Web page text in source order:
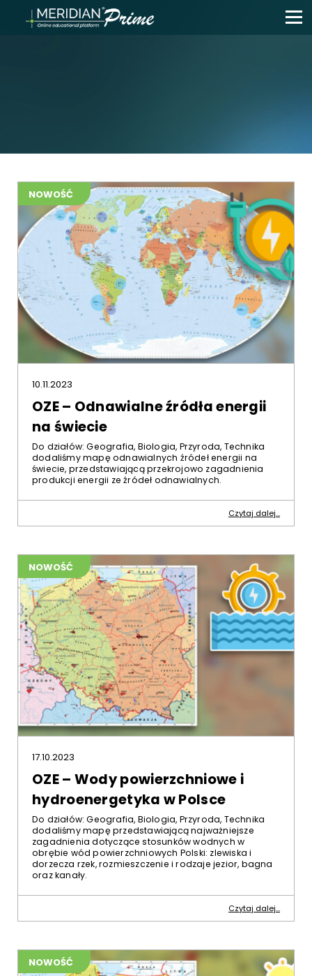
NOWOŚĆ
10.11.2023
OZE – Odnawialne źródła energii
na świecie
Do działów: Geografia, Biologia, Przyroda, Technika
dodaliśmy mapę odnawialnych źródeł energii na
świecie, przedstawiającą przekrojowo zagadnienia
produkcji energii ze źródeł odnawialnych.
Czytaj dalej...
NOWOŚĆ
17.10.2023
OZE – Wody powierzchniowe i
hydroenergetyka w Polsce
Do działów: Geografia, Biologia, Przyroda, Technika
dodaliśmy mapę przedstawiającą najważniejsze
zagadnienia dotyczące stosunków wodnych w
obrębie wód powierzchniowych Polski: zlewiska i
dorzecza rzek, rozmieszczenie i rodzaje jezior, bagna
oraz kanały.
Czytaj dalej...
NOWOŚĆ